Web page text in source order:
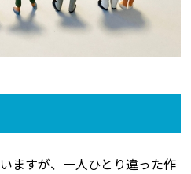
ますが、一人ひとり違った作